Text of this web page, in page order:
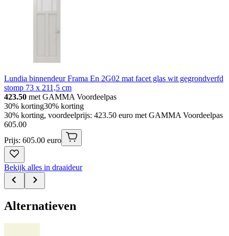
Lundia binnendeur Frama En 2G02 mat facet glas wit gegrondverfd
stomp 73 x 211,5 cm
423.50 met GAMMA Voordeelpas
30% korting30% korting
30% korting, voordeelprijs: 423.50 euro met GAMMA Voordeelpas
605.00
Prijs: 605.00 euro
Bekijk alles in draaideur
Alternatieven